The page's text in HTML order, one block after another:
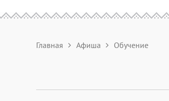
Главная Афиша Обучение